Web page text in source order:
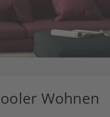
Wohnen